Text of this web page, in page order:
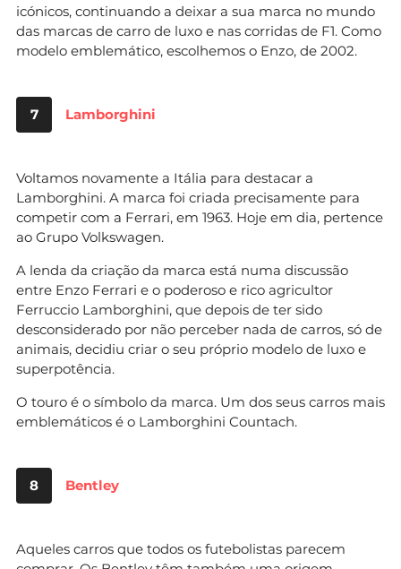
icónicos, continuando a deixar a sua marca no mundo
das marcas de carro de luxo e nas corridas de F1. Como
modelo emblemático, escolhemos o Enzo, de 2002.
7 Lamborghini
Voltamos novamente a Itália para destacar a
Lamborghini. A marca foi criada precisamente para
competir com a Ferrari, em 1963. Hoje em dia, pertence
ao Grupo Volkswagen.
A lenda da criação da marca está numa discussão
entre Enzo Ferrari e o poderoso e rico agricultor
Ferruccio Lamborghini, que depois de ter sido
desconsiderado por não perceber nada de carros, só de
animais, decidiu criar o seu próprio modelo de luxo e
superpotência.
O touro é o símbolo da marca. Um dos seus carros mais
emblemáticos é o Lamborghini Countach.
8 Bentley
Aqueles carros que todos os futebolistas parecem